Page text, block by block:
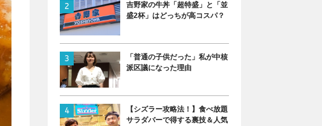
吉野家の牛丼「超特盛」と「並
盛2杯」はどっちが高コスパ？
「普通の子供だった」私が中核
派区議になった理由
【シズラー攻略法！】食べ放題
サラダバーで得する裏技＆人気